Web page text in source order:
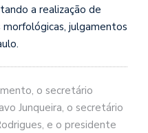
a realização de
julgamentos
o secretário
Junqueira, o secretário
e o presidente